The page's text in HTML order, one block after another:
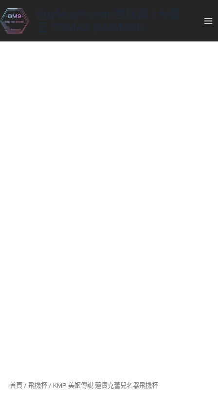
to
content
首頁 / 飛機杯 / KMP 美姬傳說 蓮實克蕾兒名器飛機杯